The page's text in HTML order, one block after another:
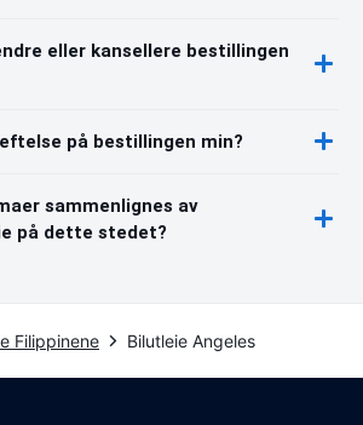
eller kansellere bestillingen
på bestillingen min?
sammenlignes av
på dette stedet?
Filippinene Bilutleie Angeles